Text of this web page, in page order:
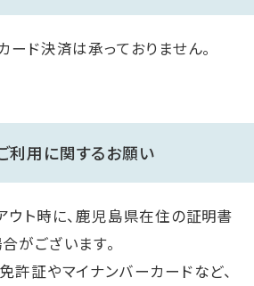
ード決済は承っておりません。
利用に関するお願い
ウト時に、鹿児島県在住の証明書
がございます。
許証やマイナンバーカードなど、